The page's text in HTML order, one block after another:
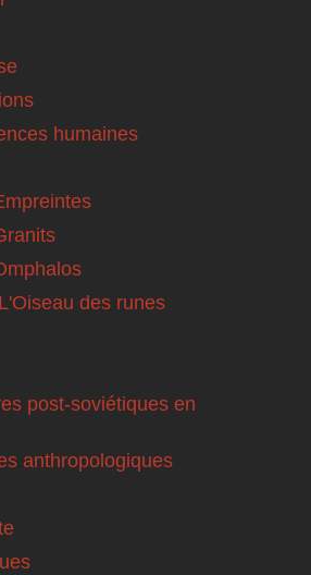
humaines
des runes
post-soviétiques en
anthropologiques